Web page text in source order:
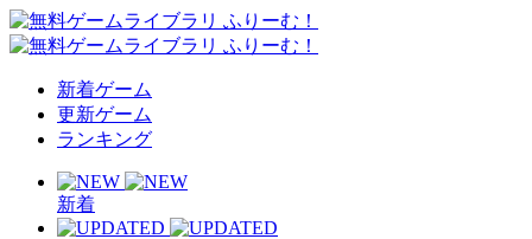
新着ゲーム
更新ゲーム
ランキング
新着